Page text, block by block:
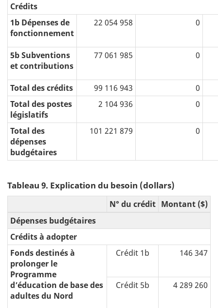
Crédits
1b Dépenses de
fonctionnement
22 054 958 0
5b Subventions
et contributions
77 061 985 0
Total des crédits 99 116 943
0
Total des postes
législatifs
2 104 936 0
Total des
dépenses
budgétaires
101 221 879 0
Tableau 9. Explication du besoin (dollars)
N° du crédit Montant ($)
Dépenses budgétaires
Crédits à adopter
Fonds destinés à
prolonger le
Programme
d’éducation de base des
adultes du Nord
Crédit 1b 146 347
Crédit 5b 4 289 260